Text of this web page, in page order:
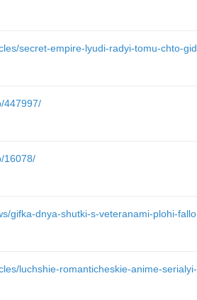
secret-empire-lyudi-radyi-tomu-chto-
447997/
16078/
gifka-dnya-shutki-s-veteranami-plohi-
luchshie-romanticheskie-anime-